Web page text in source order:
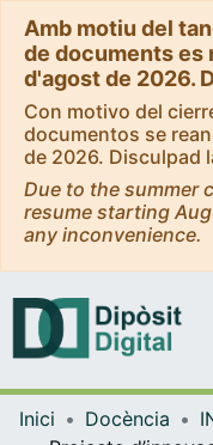
Amb motiu del
de documents es
d'agost de 2026.
Con motivo del
documentos se
de 2026. Disculpad
Due to the summer
resume starting
any inconvenience.
Inici Docència